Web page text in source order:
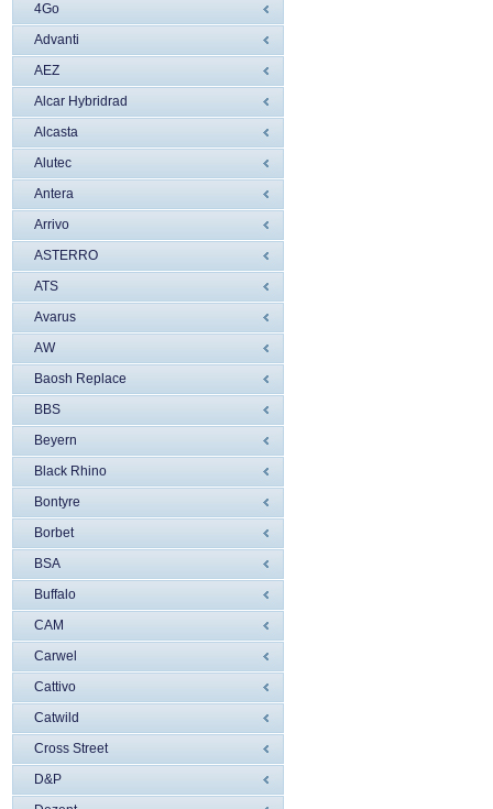
4Go
Advanti
AEZ
Alcar Hybridrad
Alcasta
Alutec
Antera
Arrivo
ASTERRO
ATS
Avarus
AW
Baosh Replace
BBS
Beyern
Black Rhino
Bontyre
Borbet
BSA
Buffalo
CAM
Carwel
Cattivo
Catwild
Cross Street
D&P